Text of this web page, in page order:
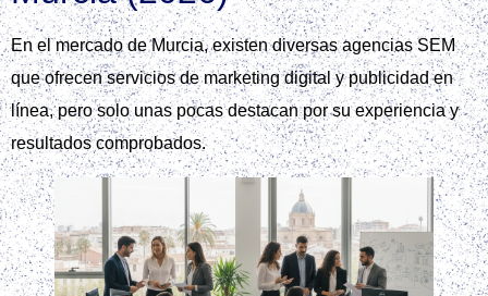
En el mercado de Murcia, existen diversas agencias SEM
que ofrecen servicios de marketing digital y publicidad en
línea, pero solo unas pocas destacan por su experiencia y
resultados comprobados.